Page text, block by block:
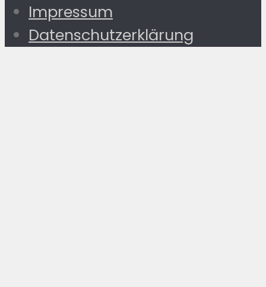
Impressum
Datenschutzerklärung